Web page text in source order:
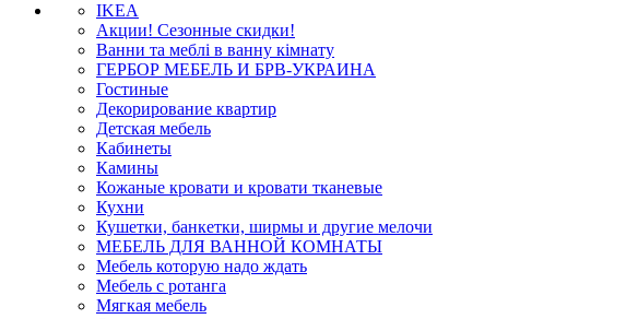
IKEA
Акции! Сезонные скидки!
Ванни та меблі в ванну кімнату
ГЕРБОР МЕБЕЛЬ И БРВ-УКРАИНА
Гостиные
Декорирование квартир
Детская мебель
Кабинеты
Камины
Кожаные кровати и кровати тканевые
Кухни
Кушетки, банкетки, ширмы и другие мелочи
МЕБЕЛЬ ДЛЯ ВАННОЙ КОМНАТЫ
Мебель которую надо ждать
Мебель с ротанга
Мягкая мебель